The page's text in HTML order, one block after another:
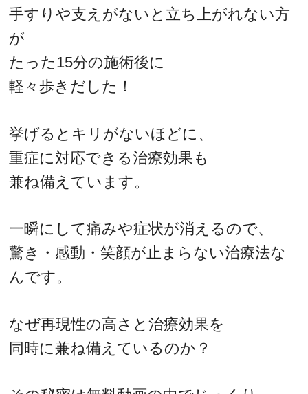
手すりや支えがないと立ち上がれない方
が
たった15分の施術後に
軽々歩きだした！
挙げるとキリがないほどに、
重症に対応できる治療効果も
兼ね備えています。
一瞬にして痛みや症状が消えるので、
驚き・感動・笑顔が止まらない治療法な
んです。
なぜ再現性の高さと治療効果を
同時に兼ね備えているのか？